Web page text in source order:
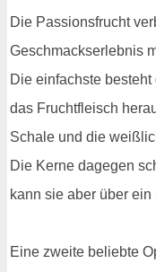
Die Passionsfrucht
Geschmackserlebnis
Die einfachste
das Fruchtfleisch
Schale und die
Die Kerne dagegen
kann sie aber über
Eine zweite beliebte